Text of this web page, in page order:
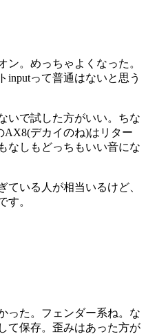
ン。めっちゃよくなった。
inputって普通はないと思う
いで試した方がいい。ちな
AX8(デカイのね)はリター
なしもどっちもいい音にな
ている人が相当いるけど、
す。
った。フェンダー系ね。な
て保存。歪みはあった方が